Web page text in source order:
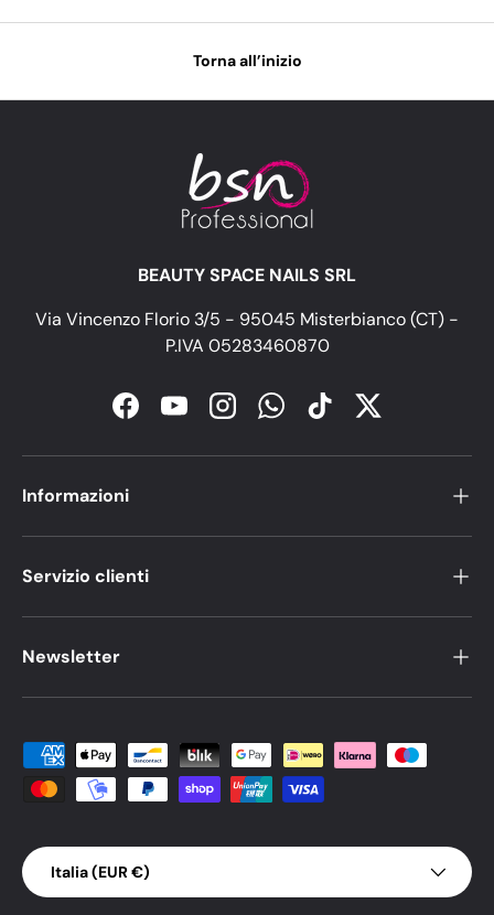
Torna all’inizio
BEAUTY SPACE NAILS SRL
Via Vincenzo Florio 3/5 - 95045 Misterbianco (CT) -
P.IVA 05283460870
FacebookYouTubeInstagramWhatsAppTikTokTwitter
Informazioni
Servizio clienti
Newsletter
Metodi di pagamento accettati
Paese/Regione
Italia (EUR €)